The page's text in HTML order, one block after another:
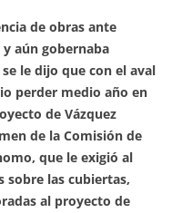
de obras ante
aún gobernaba
le dijo que con el aval
perder medio año en
de Vázquez
de la Comisión de
que le exigió al
sobre las cubiertas,
al proyecto de